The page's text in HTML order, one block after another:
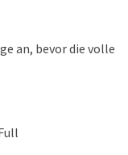
an, bevor die volle